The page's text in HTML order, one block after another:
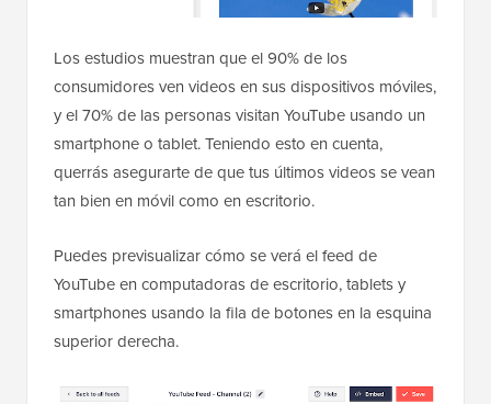
Los estudios muestran que el 90% de los
consumidores ven videos en sus dispositivos móviles,
y el 70% de las personas visitan YouTube usando un
smartphone o tablet. Teniendo esto en cuenta,
querrás asegurarte de que tus últimos videos se vean
tan bien en móvil como en escritorio.
Puedes previsualizar cómo se verá el feed de
YouTube en computadoras de escritorio, tablets y
smartphones usando la fila de botones en la esquina
superior derecha.